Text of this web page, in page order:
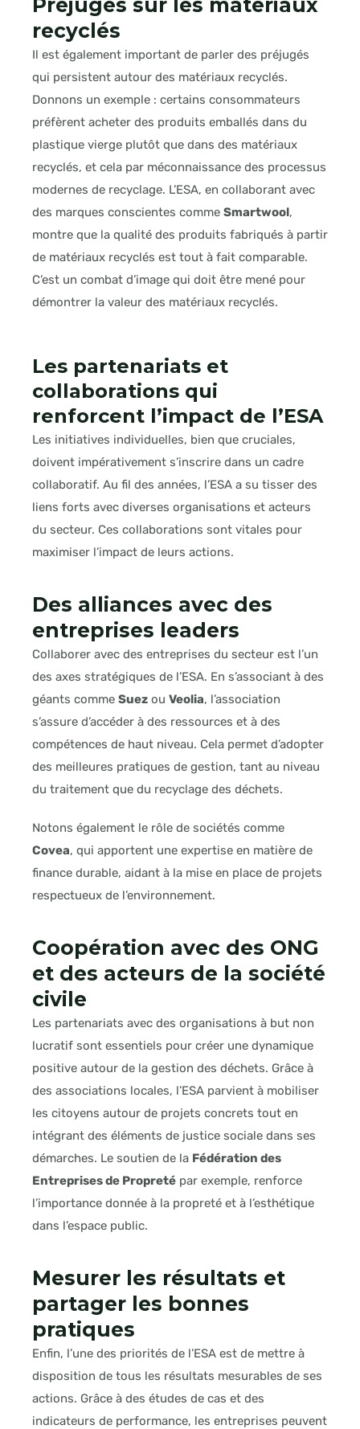
Préjugés sur les matériaux
recyclés
Il est également important de parler des préjugés
qui persistent autour des matériaux recyclés.
Donnons un exemple : certains consommateurs
préfèrent acheter des produits emballés dans du
plastique vierge plutôt que dans des matériaux
recyclés, et cela par méconnaissance des processus
modernes de recyclage. L’ESA, en collaborant avec
des marques conscientes comme Smartwool,
montre que la qualité des produits fabriqués à partir
de matériaux recyclés est tout à fait comparable.
C’est un combat d’image qui doit être mené pour
démontrer la valeur des matériaux recyclés.
Les partenariats et
collaborations qui
renforcent l’impact de l’ESA
Les initiatives individuelles, bien que cruciales,
doivent impérativement s’inscrire dans un cadre
collaboratif. Au fil des années, l’ESA a su tisser des
liens forts avec diverses organisations et acteurs
du secteur. Ces collaborations sont vitales pour
maximiser l’impact de leurs actions.
Des alliances avec des
entreprises leaders
Collaborer avec des entreprises du secteur est l’un
des axes stratégiques de l’ESA. En s’associant à des
géants comme Suez ou Veolia, l’association
s’assure d’accéder à des ressources et à des
compétences de haut niveau. Cela permet d’adopter
des meilleures pratiques de gestion, tant au niveau
du traitement que du recyclage des déchets.
Notons également le rôle de sociétés comme
Covea, qui apportent une expertise en matière de
finance durable, aidant à la mise en place de projets
respectueux de l’environnement.
Coopération avec des ONG
et des acteurs de la société
civile
Les partenariats avec des organisations à but non
lucratif sont essentiels pour créer une dynamique
positive autour de la gestion des déchets. Grâce à
des associations locales, l’ESA parvient à mobiliser
les citoyens autour de projets concrets tout en
intégrant des éléments de justice sociale dans ses
démarches. Le soutien de la Fédération des
Entreprises de Propreté par exemple, renforce
l’importance donnée à la propreté et à l’esthétique
dans l’espace public.
Mesurer les résultats et
partager les bonnes
pratiques
Enfin, l’une des priorités de l’ESA est de mettre à
disposition de tous les résultats mesurables de ses
actions. Grâce à des études de cas et des
indicateurs de performance, les entreprises peuvent